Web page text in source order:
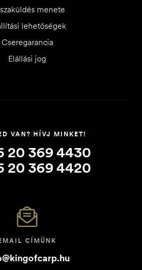
menete
lehetőségek
Cseregarancia
Elállási jog
VAN? HÍVJ MINKET!
20 369 4430
20 369 4420
CÍMÜNK